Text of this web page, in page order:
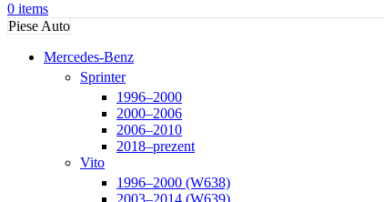
0 items
Piese Auto
Mercedes-Benz
Sprinter
1996–2000
2000–2006
2006–2010
2018–prezent
Vito
1996–2000 (W638)
2003–2014 (W639)